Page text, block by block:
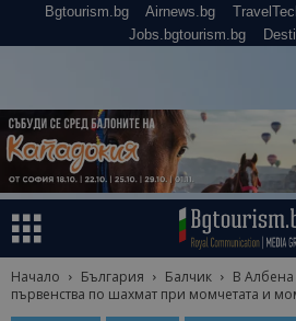
Bgtourism.bg Airnews.bg
Jobs.bgtourism.bg
Начало България Балчик
В
първенства по шахмат при момчетата и